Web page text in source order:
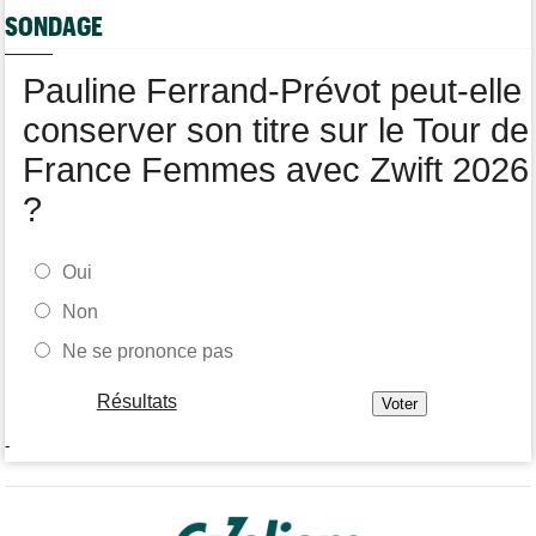
Joao Almeida a dû abandonner après une chute
SONDAGE
Pauline Ferrand-Prévot peut-elle
conserver son titre sur le Tour de
France Femmes avec Zwift 2026
?
Oui
Non
Ne se prononce pas
Résultats
-